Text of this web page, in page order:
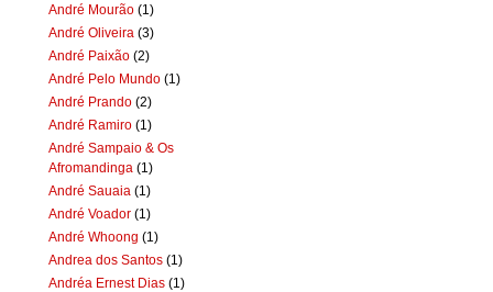
André Mourão (1)
André Oliveira (3)
André Paixão (2)
André Pelo Mundo (1)
André Prando (2)
André Ramiro (1)
André Sampaio & Os
Afromandinga (1)
André Sauaia (1)
André Voador (1)
André Whoong (1)
Andrea dos Santos (1)
Andréa Ernest Dias (1)